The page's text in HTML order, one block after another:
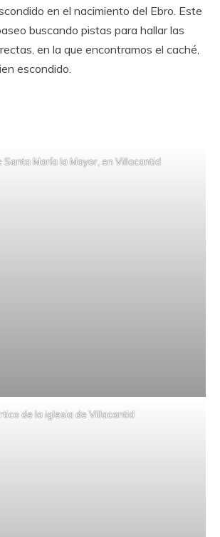
en el nacimiento del Ebro. Este
buscando pistas para hallar las
en la que encontramos el caché,
escondido.
Santa María la Mayor, en Villacantid
de la iglesia de Villacantid